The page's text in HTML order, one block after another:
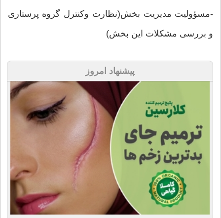
-مسؤولیت مدیریت بخش(نظارت وکنترل گروه پرستاری
و بررسی مشکلات این بخش)
پیشنهاد امروز